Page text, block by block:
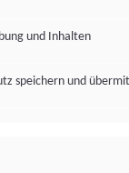
und Inhalten
speichern und